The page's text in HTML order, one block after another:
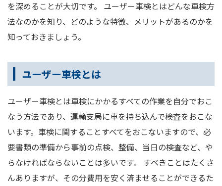
を深めることが大切です。 ユーザー車検とはどんな車検方
法なのかを知り、どのような特徴、メリットがあるのかを
知っておきましょう。
ユーザー車検とは
ユーザー車検とは車検にかかるすべての作業を自分でおこ
なう方法であり、運輸支局に車を持ち込んで検査をおこな
います。車検に関することすべてをおこないますので、必
要書類の準備から事前の点検、整備、当日の検査など、や
らなければならないことは多いです。 すべきことはたくさ
んありますが、その分費用を安く済ませることができるた